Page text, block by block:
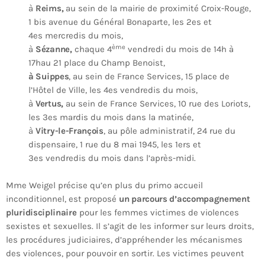
à Reims,au sein de la mairie de proximité Croix-Rouge,
1 bis avenue du Général Bonaparte, les 2es et
4es mercredis du mois,
à Sézanne,chaque 4ème vendredi du mois de 14h à
17hau 21 place du Champ Benoist,
à Suippes, au sein de France Services, 15 place de
l’Hôtel de Ville, les 4es vendredis du mois,
à Vertus,au sein de France Services, 10 rue des Loriots,
les 3es mardis du mois dans la matinée,
à Vitry-le-François, au pôle administratif, 24 rue du
dispensaire, 1 rue du 8 mai 1945, les 1ers et
3es vendredis du mois dans l’après-midi.
Mme Weigel précise qu’en plus du primo accueil
inconditionnel, est proposé un parcours d’accompagnement
pluridisciplinairepour les femmes victimes de violences
sexistes et sexuelles. Il s’agit de les informer sur leurs droits,
les procédures judiciaires, d’appréhender les mécanismes
des violences, pour pouvoir en sortir. Les victimes peuvent